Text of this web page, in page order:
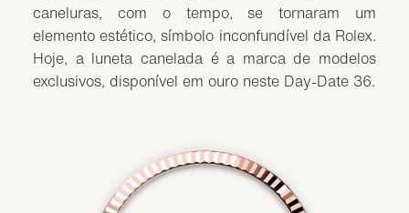
caneluras, com o tempo, se tornaram um
elemento estético, símbolo inconfundível da Rolex.
Hoje, a luneta canelada é a marca de modelos
exclusivos, disponível em ouro neste Day-Date 36.